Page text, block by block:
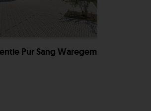
Pur Sang Waregem